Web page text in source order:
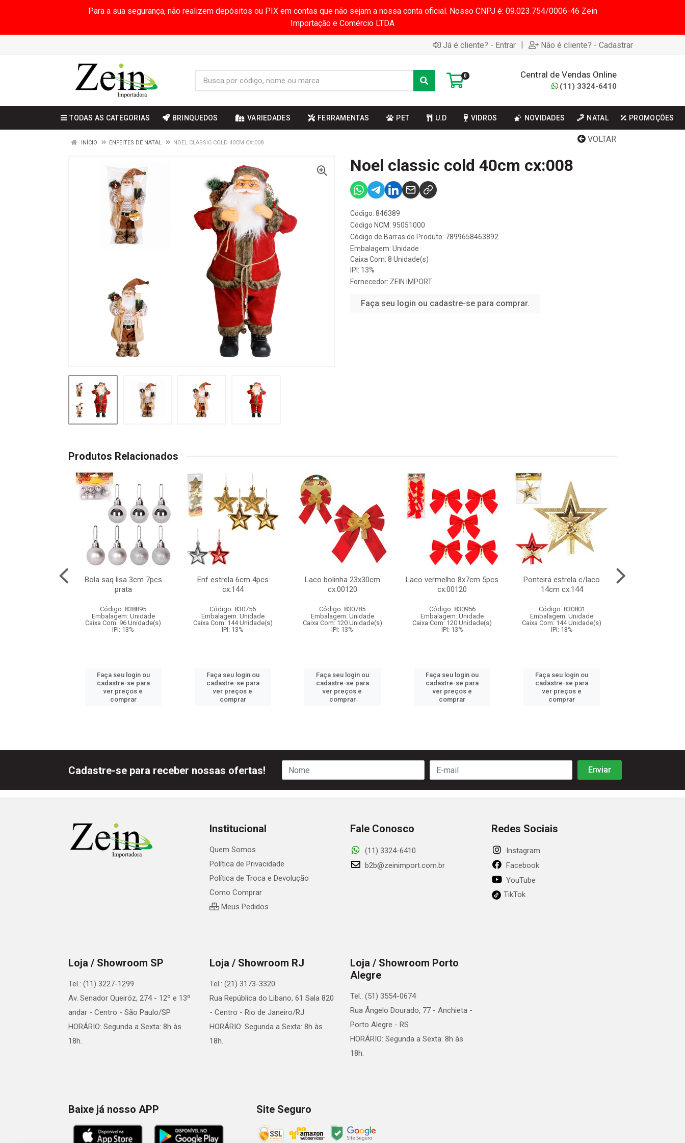
Para a sua segurança, não realizem depósitos ou PIX em contas que não sejam a nossa conta oficial. Nosso CNPJ é: 09.023.754/0006-46 Zein
Importação e Comércio LTDA
Já é cliente? - Entrar | Não é cliente? - Cadastrar
0 Central de Vendas Online
(11) 3324-6410
TODAS AS CATEGORIAS BRINQUEDOS VARIEDADES FERRAMENTAS PET U.D VIDROS NOVIDADES NATAL PROMOÇÕES
VOLTAR
INÍCIO ENFEITES DE NATAL NOEL CLASSIC COLD 40CM CX:008
Noel classic cold 40cm cx:008
Código: 846389
Código NCM: 95051000
Código de Barras do Produto: 7899658463892
Embalagem: Unidade
Caixa Com: 8 Unidade(s)
IPI: 13%
Fornecedor: ZEIN IMPORT
Faça seu login ou cadastre-se para comprar.
Produtos Relacionados
Bola saq lisa 3cm 7pcs
prata
Código: 838895
Embalagem: Unidade
Caixa Com: 96 Unidade(s)
IPI: 13%
Faça seu login ou
cadastre-se para
ver preços e
comprar
Enf estrela 6cm 4pcs
cx:144
Código: 830756
Embalagem: Unidade
Caixa Com: 144 Unidade(s)
IPI: 13%
Faça seu login ou
cadastre-se para
ver preços e
comprar
Laco bolinha 23x30cm
cx:00120
Código: 830785
Embalagem: Unidade
Caixa Com: 120 Unidade(s)
IPI: 13%
Faça seu login ou
cadastre-se para
ver preços e
comprar
Laco vermelho 8x7cm 5pcs
cx:00120
Código: 830956
Embalagem: Unidade
Caixa Com: 120 Unidade(s)
IPI: 13%
Faça seu login ou
cadastre-se para
ver preços e
comprar
Ponteira estrela c/laco
14cm cx:144
Código: 830801
Embalagem: Unidade
Caixa Com: 144 Unidade(s)
IPI: 13%
Faça seu login ou
cadastre-se para
ver preços e
comprar
Cadastre-se para receber nossas ofertas!
Institucional
Quem Somos
Política de Privacidade
Política de Troca e Devolução
Como Comprar
Meus Pedidos
Fale Conosco
(11) 3324-6410
b2b@zeinimport.com.br
Redes Sociais
Instagram
Facebook
YouTube
TikTok
Loja / Showroom SP
Tel.: (11) 3227-1299
Av. Senador Queiróz, 274 - 12º e 13º
andar - Centro - São Paulo/SP
HORÁRIO: Segunda a Sexta: 8h às
18h.
Loja / Showroom RJ
Tel.: (21) 3173-3320
Rua República do Libano, 61 Sala 820
- Centro - Rio de Janeiro/RJ
HORÁRIO: Segunda a Sexta: 8h às
18h.
Loja / Showroom Porto
Alegre
Tel.: (51) 3554-0674
Rua Ângelo Dourado, 77 - Anchieta -
Porto Alegre - RS
HORÁRIO: Segunda a Sexta: 8h às
18h.
Baixe já nosso APP Site Seguro